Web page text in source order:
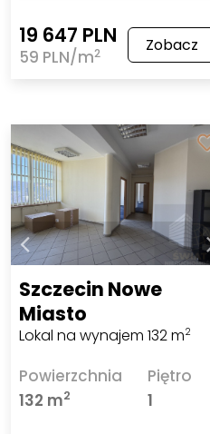
19 647 PLN
59 PLN/m2 Zobacz
Szczecin Nowe
Miasto
Lokal na wynajem 132 m2
Powierzchnia
132 m2
Piętro
1